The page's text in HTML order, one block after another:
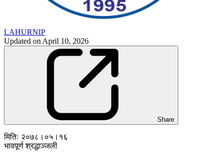
LAHURNIP
Updated on April 10, 2026
Share
मितिः २०७८।०५।१६
भावपूर्ण श्रद्धाञ्जली